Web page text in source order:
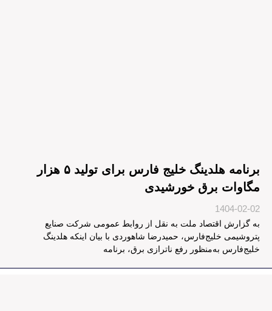
برنامه هلدینگ خلیج فارس برای تولید ۵ هزار
مگاوات برق خورشیدی
1404-02-02
به گزارش اقتصاد ملت به نقل از روابط عمومی شرکت صنایع
پتروشیمی خلیج‌فارس، حمیدرضا شاهوردی با بیان اینکه هلدینگ
خلیج‌فارس به‌منظور رفع ناترازی برق، برنامه